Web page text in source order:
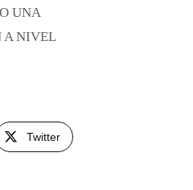
UNA
A NIVEL
Twitter